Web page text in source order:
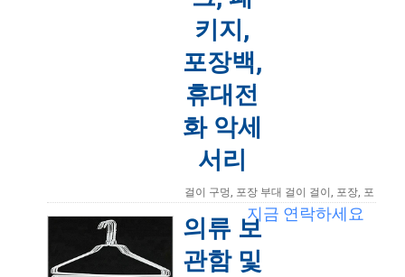
키지,
포장백,
휴대전
화 악세
서리
걸이 구멍, 포장 부대 걸이 걸이, 포장, 포
장 부대, 휴대전화 부속품을 가진 슬라이
더 지퍼 부대 저희에게 문의하십시오
Bagplastics@vip.163.com 제품 유형:
Eco 친절한 뜨거운 판매 주문 인쇄 사치
품 ...
의류 보
관함 및
지금 연락하세요